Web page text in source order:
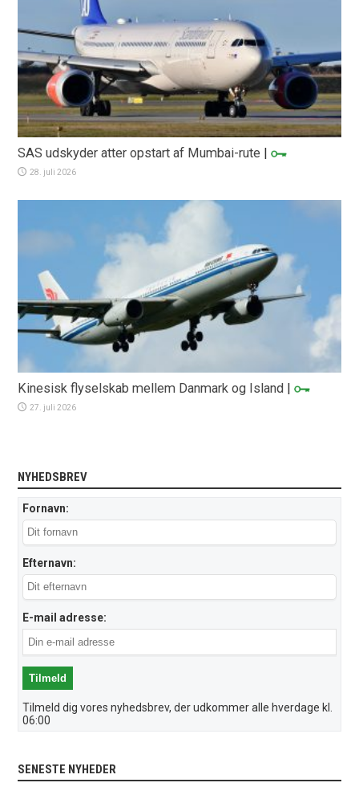
SAS udskyder atter opstart af Mumbai-rute |
28. juli 2026
Kinesisk flyselskab mellem Danmark og Island |
27. juli 2026
NYHEDSBREV
Fornavn:
Efternavn:
E-mail adresse:
Tilmeld dig vores nyhedsbrev, der udkommer alle hverdage kl.
06:00
SENESTE NYHEDER